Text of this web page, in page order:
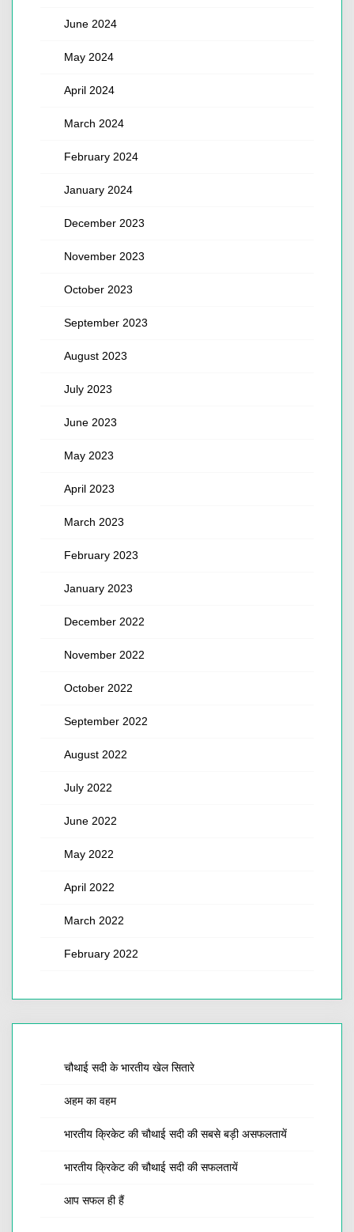
June 2024
May 2024
April 2024
March 2024
February 2024
January 2024
December 2023
November 2023
October 2023
September 2023
August 2023
July 2023
June 2023
May 2023
April 2023
March 2023
February 2023
January 2023
December 2022
November 2022
October 2022
September 2022
August 2022
July 2022
June 2022
May 2022
April 2022
March 2022
February 2022
चौथाई सदी के भारतीय खेल सितारे
अहम का वहम
भारतीय क्रिकेट की चौथाई सदी की सबसे बड़ी असफलतायें
भारतीय क्रिकेट की चौथाई सदी की सफलतायें
आप सफल ही हैं